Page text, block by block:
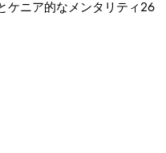
ケニア的なメンタリティ26